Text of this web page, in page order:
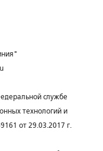
службе
технологий и
от 29.03.2017 г.